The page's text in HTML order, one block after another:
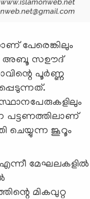
പേരെങ്കിലും
അബൂ സഊദ്
പൂർണ്ണ
പട്ടണത്തിലാണ്
ചെയ്യുന്ന ജൂറൂം
മേഘലകളിൽ
മികവുറ്റ